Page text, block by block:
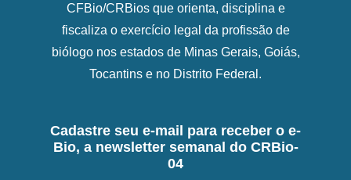
CFBio/CRBios que orienta, disciplina e
fiscaliza o exercício legal da profissão de
biólogo nos estados de Minas Gerais, Goiás,
Tocantins e no Distrito Federal.
Cadastre seu e-mail para receber o e-
Bio, a newsletter semanal do CRBio-
04